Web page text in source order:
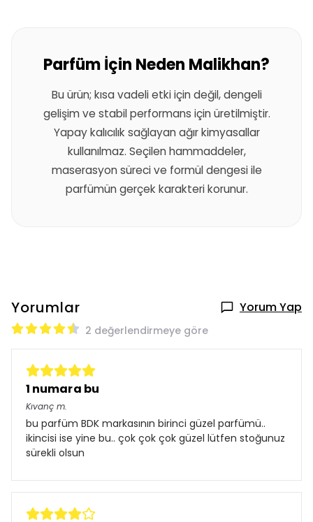
Parfüm İçin Neden Malikhan?
Bu ürün; kısa vadeli etki için değil, dengeli
gelişim ve stabil performans için üretilmiştir.
Yapay kalıcılık sağlayan ağır kimyasallar
kullanılmaz. Seçilen hammaddeler,
maserasyon süreci ve formül dengesi ile
parfümün gerçek karakteri korunur.
Yorumlar Yorum Yap
2 değerlendirmeye göre
1 numara bu
Kıvanç m.
bu parfüm BDK markasının birinci güzel parfümü..
ikincisi ise yine bu.. çok çok çok güzel lütfen stoğunuz
sürekli olsun